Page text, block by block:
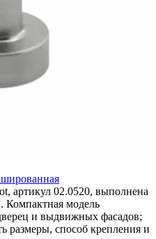
артикул 02.0520, выполнена
Компактная модель
и выдвижных фасадов;
размеры, способ крепления и